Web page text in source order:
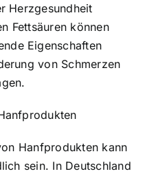
Herzgesundheit
Fettsäuren können
Eigenschaften
von Schmerzen
Hanfprodukten kann
sein. In Deutschland